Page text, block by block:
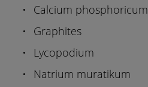
Calcium phosphoricum
Graphites
Lycopodium
Natrium muratikum